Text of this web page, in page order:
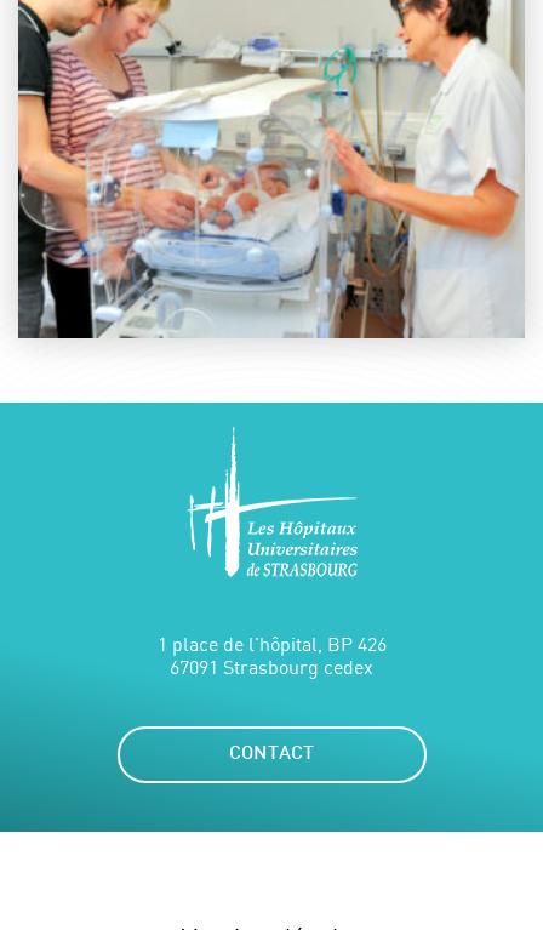
1 place de l'hôpital, BP 426
67091 Strasbourg cedex
CONTACT